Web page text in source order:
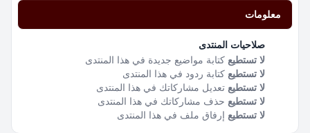
معلومات
صلاحيات المنتدى
لا تستطيع كتابة مواضيع جديدة في هذا المنتدى
لا تستطيع كتابة ردود في هذا المنتدى
لا تستطيع تعديل مشاركاتك في هذا المنتدى
لا تستطيع حذف مشاركاتك في هذا المنتدى
لا تستطيع إرفاق ملف في هذا المنتدى